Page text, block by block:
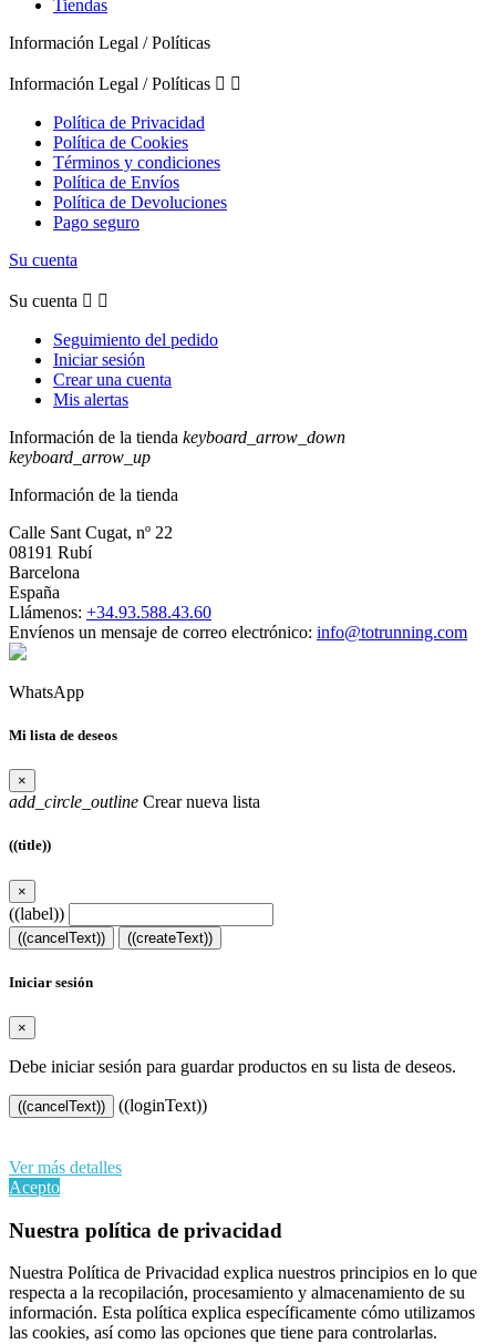
Tiendas
Información Legal / Políticas
Información Legal / Políticas  
Política de Privacidad
Política de Cookies
Términos y condiciones
Política de Envíos
Política de Devoluciones
Pago seguro
Su cuenta
Su cuenta  
Seguimiento del pedido
Iniciar sesión
Crear una cuenta
Mis alertas
Información de la tienda keyboard_arrow_down
keyboard_arrow_up
Información de la tienda
Calle Sant Cugat, nº 22
08191 Rubí
Barcelona
España
Llámenos: +34.93.588.43.60
Envíenos un mensaje de correo electrónico: info@totrunning.com
WhatsApp
Mi lista de deseos
×
add_circle_outline Crear nueva lista
((title))
×
((label))
((cancelText)) ((createText))
Iniciar sesión
×
Debe iniciar sesión para guardar productos en su lista de deseos.
((cancelText))
((loginText))
Ver más detalles
Acepto
Nuestra política de privacidad
Nuestra Política de Privacidad explica nuestros principios en lo que
respecta a la recopilación, procesamiento y almacenamiento de su
información. Esta política explica específicamente cómo utilizamos
las cookies, así como las opciones que tiene para controlarlas.